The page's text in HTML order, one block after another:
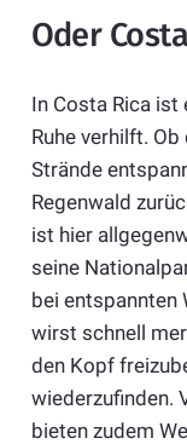
Oder
In Costa Rica ist
Ruhe verhilft.
Strände
Regenwald
ist hier
seine
bei entspannten
wirst schnell
den Kopf
wiederzufinden.
bieten zudem